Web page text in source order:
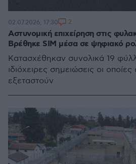
Αστυνομική επιχείρηση στις
Βρέθηκε SIM μέσα σε ψηφιακό
Κατασχέθηκαν συνολικά 19
ιδιόχειρες σημειώσεις οι
εξεταστούν
02.07.2026, 17:30 2